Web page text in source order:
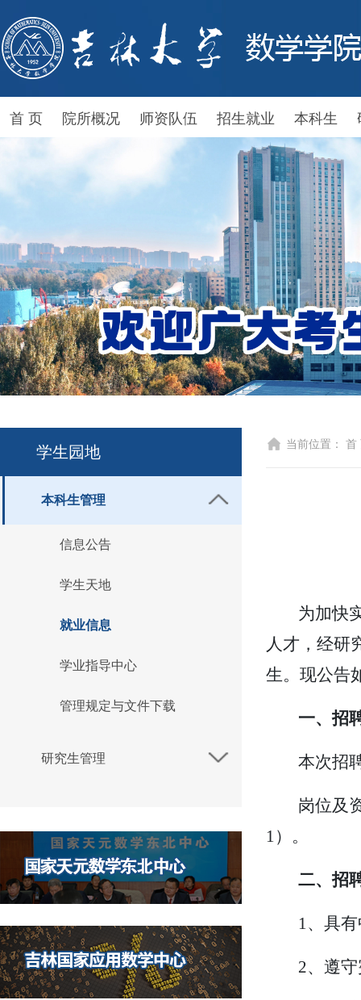
首 页 院所概况 师资队伍 招生就业 本科生
学生园地
本科生管理
信息公告
学生天地
就业信息
学业指导中心
管理规定与文件下载
研究生管理
当前位置： 首
为加快
人才， 经研
生。现公告
一、招
本次招
岗位及
1）。
二、招
1、 具
2、 遵